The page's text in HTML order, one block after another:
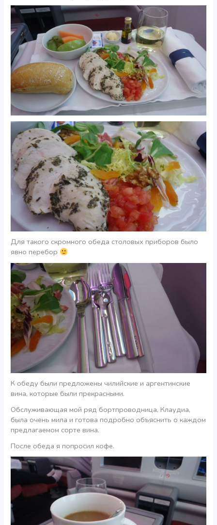
Для такого скромного обеда столовых приборов было
явно перебор
К обеду были предложены чилийские и аргентинские
вина, которые были прекрасными.
Обслуживающая мой ряд бортпроводница, Клаудиа,
была очень мила и готова подробно объяснить о каждом
предлагаемом сорте вина.
После обеда я попросил кофе.